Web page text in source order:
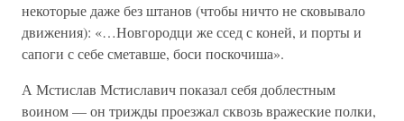
некоторые даже без штанов (чтобы ничто не сковывало
движения): «…Новгородци же ссед с коней, и порты и
сапоги с себе сметавше, боси поскочиша».
А Мстислав Мстиславич показал себя доблестным
воином — он трижды проезжал сквозь вражеские полки,